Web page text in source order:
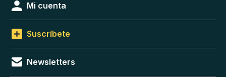
Mi cuenta
Suscríbete
Newsletters